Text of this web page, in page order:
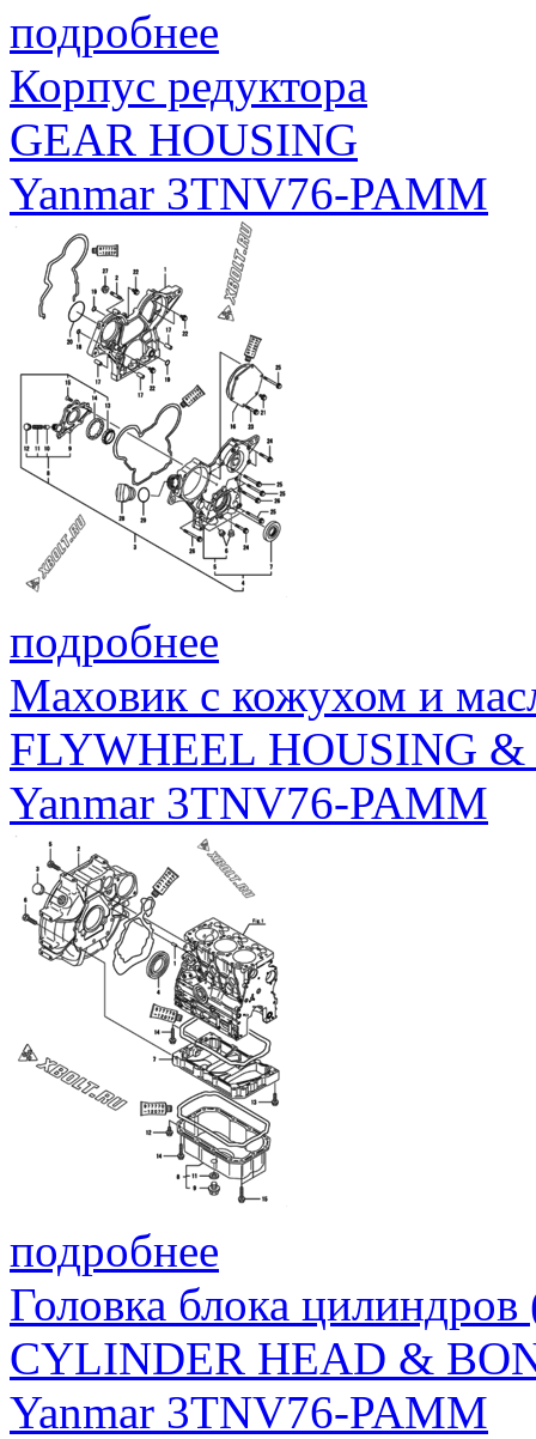
подробнее
Корпус редуктора
GEAR HOUSING
Yanmar 3TNV76-PAMM
подробнее
Маховик с кожухом и
FLYWHEEL HOUSING
Yanmar 3TNV76-PAMM
подробнее
Головка блока
CYLINDER HEAD &
Yanmar 3TNV76-PAMM